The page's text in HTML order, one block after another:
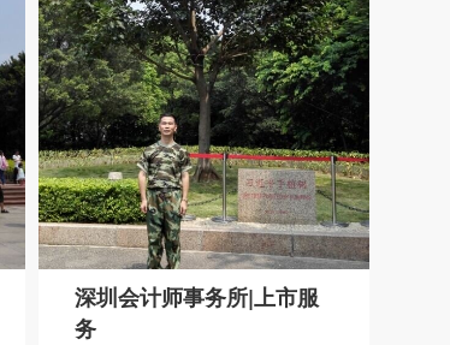
深圳会计师事务所|上市服
务